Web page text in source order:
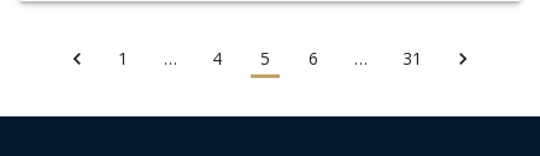
1 … 4 5 6 … 31